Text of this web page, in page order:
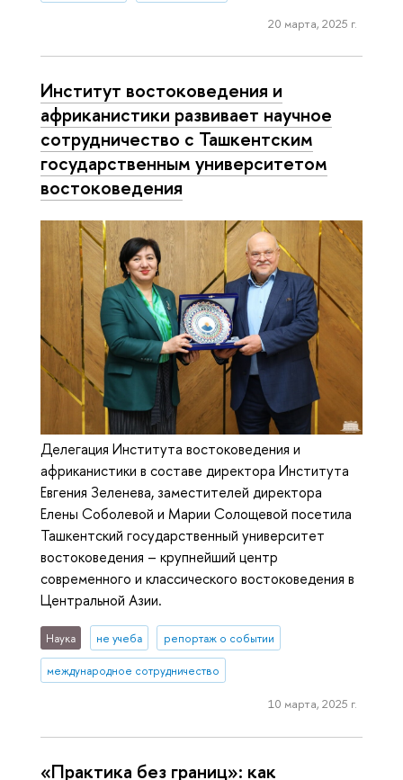
20 марта, 2025 г.
Институт востоковедения и
африканистики развивает научное
сотрудничество с Ташкентским
государственным университетом
востоковедения
Делегация Института востоковедения и
африканистики в составе директора Института
Евгения Зеленева, заместителей директора
Елены Соболевой и Марии Солощевой посетила
Ташкентский государственный университет
востоковедения – крупнейший центр
современного и классического востоковедения в
Центральной Азии.
Наука не учеба репортаж о событии
международное сотрудничество
10 марта, 2025 г.
«Практика без границ»: как